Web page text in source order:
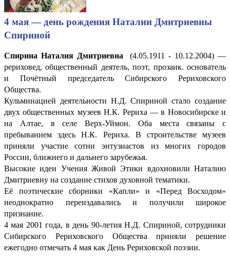
4 мая — день рождения Наталии Дмитриевны
Спириной
Спирина Наталия Дмитриевна (4.05.1911 - 10.12.2004) —
рериховед, общественный деятель, поэт, прозаик. основатель
и Почётный председатель Сибирского Рериховского
Общества.
Кульминацией деятельности Н.Д. Спириной стало создание
двух общественных музеев Н.К. Рериха — в Новосибирске и
на Алтае, в селе Верх-Уймон. Оба места связаны с
пребыванием здесь Н.К. Рериха. В строительстве музеев
приняли участие сотни энтузиастов из многих городов
России, ближнего и дальнего зарубежья.
Высокие идеи Учения Живой Этики вдохновили Наталию
Дмитриевну на создание стихов духовной тематики.
Её поэтические сборники «Капли» и «Перед Восходом»
неоднократно переиздавались и получили широкое
признание.
4 мая 2001 года, в день 90-летия Н.Д. Спириной, сотрудники
Сибирского Рериховского Общества приняли решение
ежегодно отмечать 4 мая как День Рериховской поэзии.